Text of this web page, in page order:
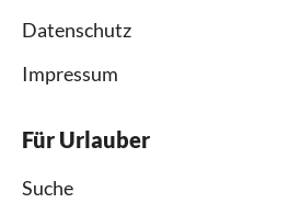
Datenschutz
Impressum
Für Urlauber
Suche